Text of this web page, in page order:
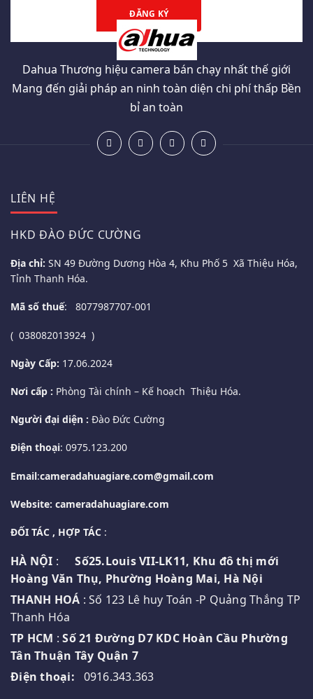
Dahua Thương hiệu camera bán chạy nhất thế giới
Mang đến giải pháp an ninh toàn diện chi phí thấp Bền
bỉ an toàn
LIÊN HỆ
HKD ĐÀO ĐỨC CƯỜNG
Địa chỉ: SN 49 Đường Dương Hòa 4, Khu Phố 5 Xã Thiệu Hóa,
Tỉnh Thanh Hóa.
Mã số thuế: 8077987707-001
( 038082013924 )
Ngày Cấp: 17.06.2024
Nơi cấp : Phòng Tài chính – Kế hoạch Thiệu Hóa.
Người đại diện : Đào Đức Cường
Điện thoại: 0975.123.200
Email:cameradahuagiare.com@gmail.com
Website: cameradahuagiare.com
ĐỐI TÁC , HỢP TÁC :
HÀ NỘI :
Số25.Louis VII-LK11, Khu đô thị mới
Hoàng Văn Thụ, Phường Hoàng Mai, Hà Nội
THANH HOÁ : Số 123 Lê huy Toán -P Quảng Thắng TP
Thanh Hóa
TP HCM :Số 21 Đường D7 KDC Hoàn Cầu Phường
Tân Thuận Tây Quận 7
Điện thoại: 0916.343.363